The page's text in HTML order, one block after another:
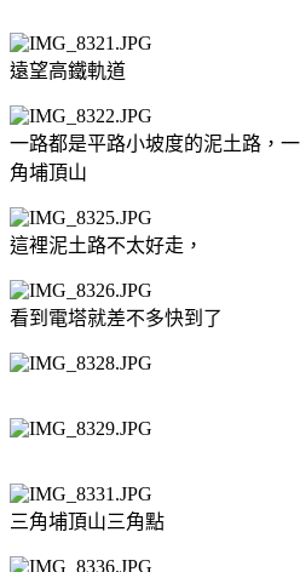
遠望高鐵軌道
一路都是平路小坡度的泥土路，
角埔頂山
這裡泥土路不太好走，
看到電塔就差不多快到了
三角埔頂山三角點